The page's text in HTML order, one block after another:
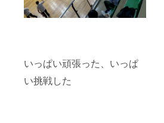
いっぱい頑張った、いっぱ
い挑戦した